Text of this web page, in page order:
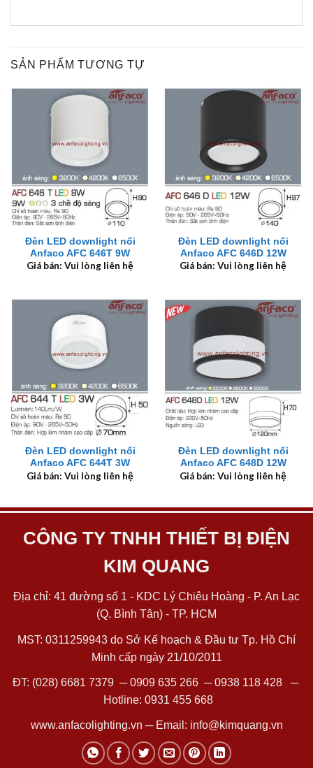
SẢN PHẨM TƯƠNG TỰ
Đèn LED downlight nổi
Anfaco AFC 646T 9W
Giá bán: Vui lòng liên hệ
Đèn LED downlight nổi
Anfaco AFC 646D 12W
Giá bán: Vui lòng liên hệ
Đèn LED downlight nổi
Anfaco AFC 644T 3W
Giá bán: Vui lòng liên hệ
Đèn LED downlight nổi
Anfaco AFC 648D 12W
Giá bán: Vui lòng liên hệ
CÔNG TY TNHH THIẾT BỊ ĐIỆN
KIM QUANG
Địa chỉ: 41 đường số 1 - KDC Lý Chiêu Hoàng - P. An Lạc
(Q. Bình Tân) - TP. HCM
MST: 0311259943 do Sở Kế hoạch & Đầu tư Tp. Hồ Chí
Minh cấp ngày 21/10/2011
ĐT: (028) 6681 7379 ─0909 635 266─0938 118 428─
Hotline: 0931 455 668
www.anfacolighting.vn ─ Email: info@kimquang.vn